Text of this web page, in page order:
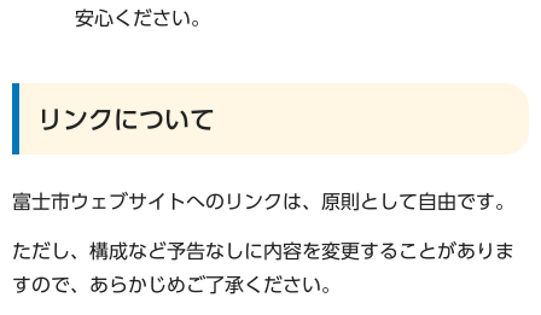
安心ください。
リンクについて
富士市ウェブサイトへのリンクは、原則として自由です。
ただし、構成など予告なしに内容を変更することがありま
すので、あらかじめご了承ください。